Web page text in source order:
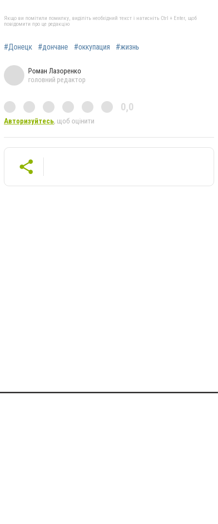
Якщо ви помітили помилку, виділіть необхідний текст і натисніть Ctrl + Enter, щоб
повідомити про це редакцію
#Донецк #дончане #оккупация #жизнь
Роман Лазоренко
головний редактор
0,0
Авторизуйтесь, щоб оцінити